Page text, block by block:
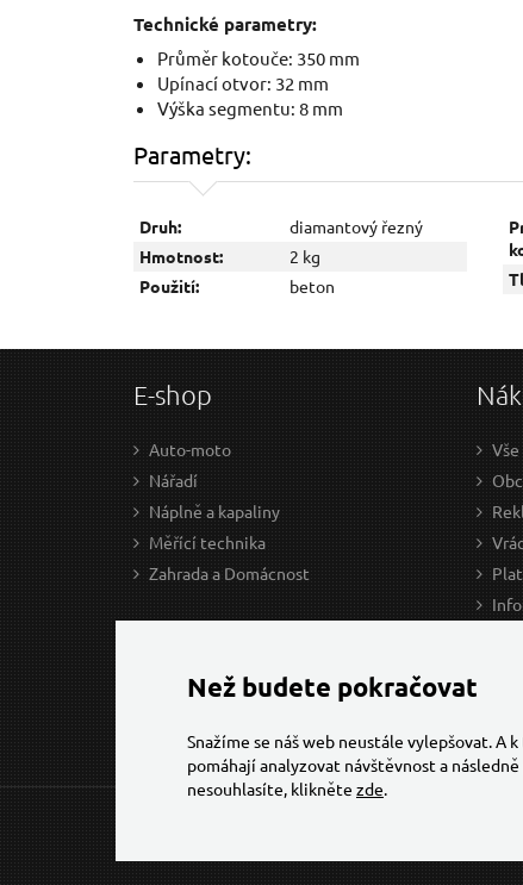
Technické parametry:
Průměr kotouče: 350 mm
Upínací otvor: 32 mm
Výška segmentu: 8 mm
Parametry:
Druh:
diamantový řezný
Hmotnost:
2 kg
Použití:
beton
E-shop
Auto-moto
Nářadí
Náplně a kapaliny
Měřící technika
Zahrada a Domácnost
Než budete pokračovat
Snažíme se náš web neustále vylepšovat. A
pomáhají analyzovat návštěvnost a
nesouhlasíte, klikněte zde.